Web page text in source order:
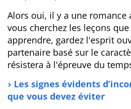
Alors oui, il y a une romance
vous cherchez les leçons
apprendre, gardez l'esprit
partenaire basé sur le
résistera à l'épreuve du
Les signes évidents
que vous devez éviter